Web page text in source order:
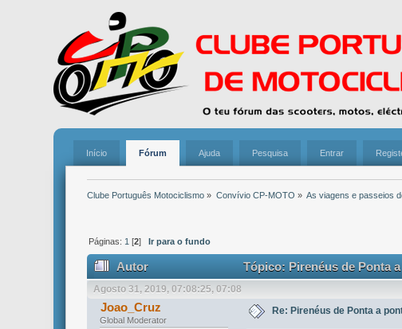
Início Fórum Ajuda Pesquisa Entrar
Clube Português Motociclismo » Convívio CP-MOTO » As viagens e passeios
Páginas: 1 [2] Ir para o fundo
Autor Tópico: Pirenéus de Ponta
Agosto 31, 2019, 07:08:25, 07:08
Joao_Cruz
Global Moderator
Re: Pirenéus de Ponta a